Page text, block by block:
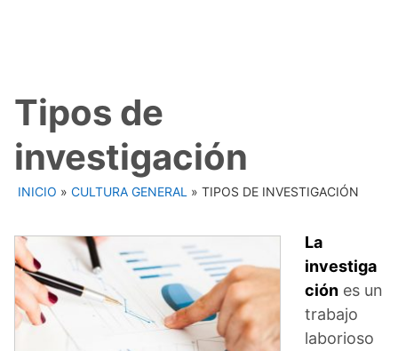
Tipos de
investigación
INICIO » CULTURA GENERAL » TIPOS DE INVESTIGACIÓN
La
investiga
ción es un
trabajo
laborioso